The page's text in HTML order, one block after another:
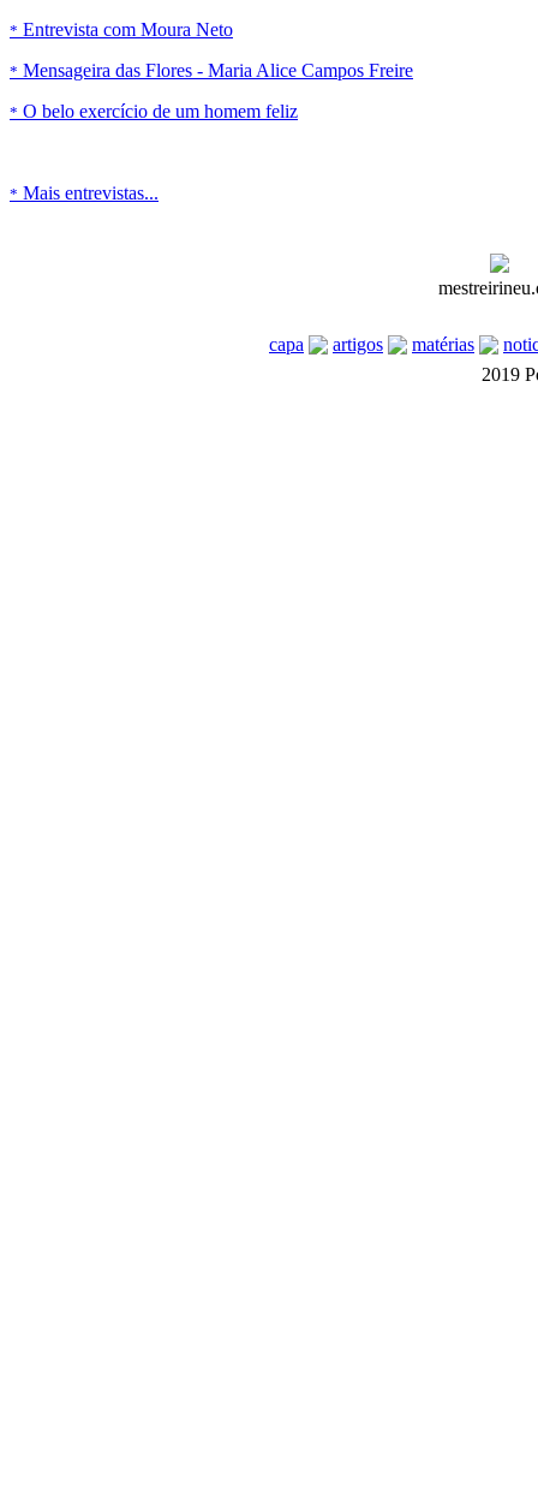
* Entrevista com Moura Neto
* Mensageira das Flores - Maria Alice Campos Freire
* O belo exercício de um homem feliz
* Mais entrevistas...
capa artigos matérias
2019